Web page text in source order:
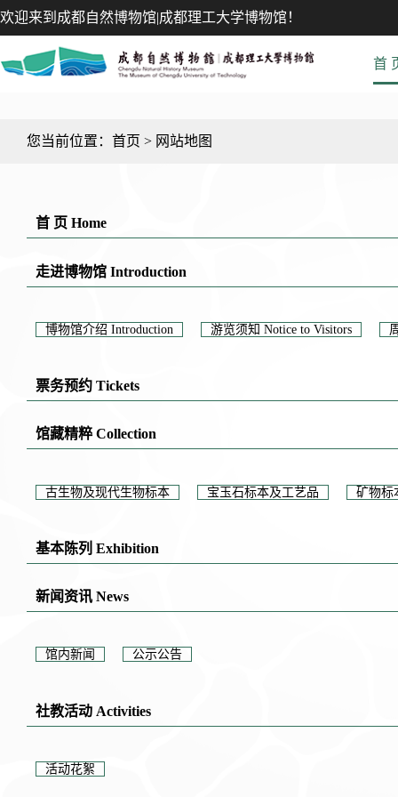
欢迎来到成都自然博物馆|成都理工大学博物馆！
首
您当前位置： 首页 > 网站地图
首 页 Home
走进博物馆 Introduction
博物馆介绍 Introduction 游览须知 Notice to Visitors
票务预约 Tickets
馆藏精粹 Collection
古生物及现代生物标本 宝玉石标本及工艺品 矿物标
基本陈列 Exhibition
新闻资讯 News
馆内新闻 公示公告
社教活动 Activities
活动花絮